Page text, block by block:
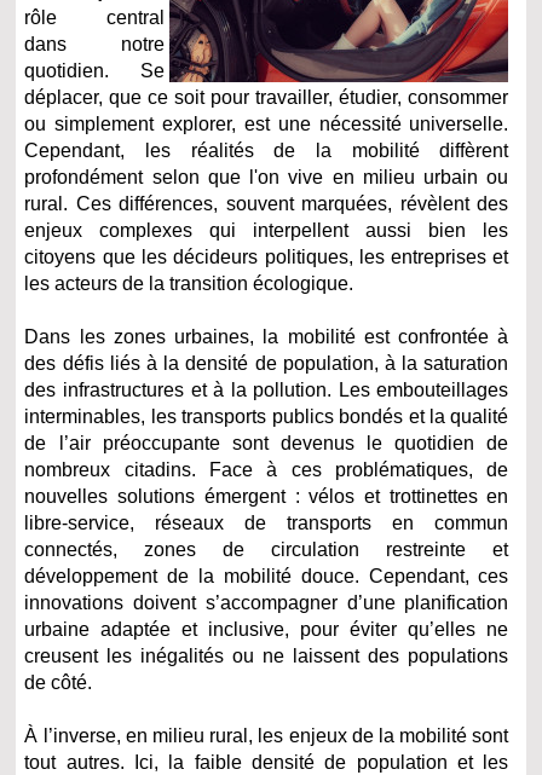
rôle central
dans notre
quotidien. Se
déplacer, que ce soit pour travailler, étudier, consommer
ou simplement explorer, est une nécessité universelle.
Cependant, les réalités de la mobilité diffèrent
profondément selon que l'on vive en milieu urbain ou
rural. Ces différences, souvent marquées, révèlent des
enjeux complexes qui interpellent aussi bien les
citoyens que les décideurs politiques, les entreprises et
les acteurs de la transition écologique.
Dans les zones urbaines, la mobilité est confrontée à
des défis liés à la densité de population, à la saturation
des infrastructures et à la pollution. Les embouteillages
interminables, les transports publics bondés et la qualité
de l’air préoccupante sont devenus le quotidien de
nombreux citadins. Face à ces problématiques, de
nouvelles solutions émergent : vélos et trottinettes en
libre-service, réseaux de transports en commun
connectés, zones de circulation restreinte et
développement de la mobilité douce. Cependant, ces
innovations doivent s’accompagner d’une planification
urbaine adaptée et inclusive, pour éviter qu’elles ne
creusent les inégalités ou ne laissent des populations
de côté.
À l’inverse, en milieu rural, les enjeux de la mobilité sont
tout autres. Ici, la faible densité de population et les